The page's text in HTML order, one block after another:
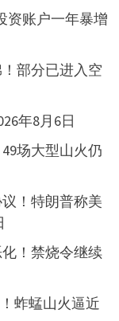
资账户一年暴增
部分已进入空
年8月6日
场大型山火仍
！特朗普称美
！禁烧令继续
蚱蜢山火逼近